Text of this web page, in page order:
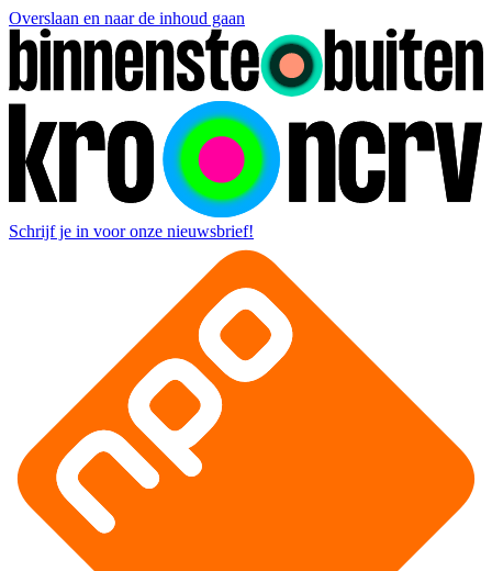
Overslaan en naar de inhoud gaan
Schrijf je in voor onze nieuwsbrief!